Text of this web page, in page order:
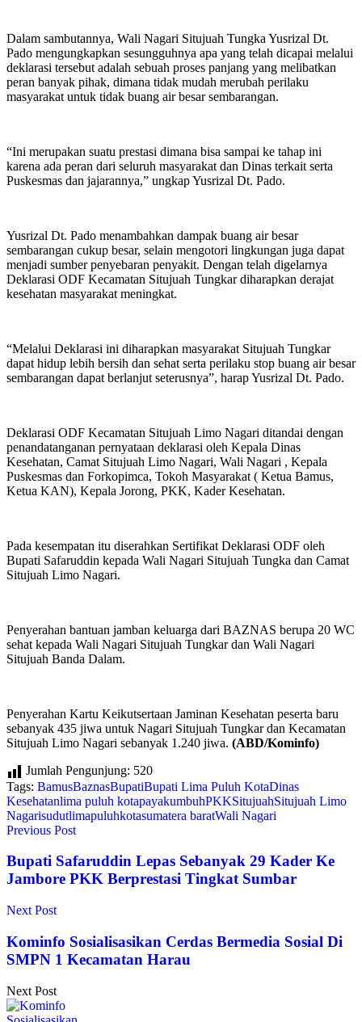
Dalam sambutannya, Wali Nagari Situjuah Tungka Yusrizal Dt.
Pado mengungkapkan sesungguhnya apa yang telah dicapai melalui
deklarasi tersebut adalah sebuah proses panjang yang melibatkan
peran banyak pihak, dimana tidak mudah merubah perilaku
masyarakat untuk tidak buang air besar sembarangan.
“Ini merupakan suatu prestasi dimana bisa sampai ke tahap ini
karena ada peran dari seluruh masyarakat dan Dinas terkait serta
Puskesmas dan jajarannya,” ungkap Yusrizal Dt. Pado.
Yusrizal Dt. Pado menambahkan dampak buang air besar
sembarangan cukup besar, selain mengotori lingkungan juga dapat
menjadi sumber penyebaran penyakit. Dengan telah digelarnya
Deklarasi ODF Kecamatan Situjuah Tungkar diharapkan derajat
kesehatan masyarakat meningkat.
“Melalui Deklarasi ini diharapkan masyarakat Situjuah Tungkar
dapat hidup lebih bersih dan sehat serta perilaku stop buang air besar
sembarangan dapat berlanjut seterusnya”, harap Yusrizal Dt. Pado.
Deklarasi ODF Kecamatan Situjuah Limo Nagari ditandai dengan
penandatanganan pernyataan deklarasi oleh Kepala Dinas
Kesehatan, Camat Situjuah Limo Nagari, Wali Nagari , Kepala
Puskesmas dan Forkopimca, Tokoh Masyarakat ( Ketua Bamus,
Ketua KAN), Kepala Jorong, PKK, Kader Kesehatan.
Pada kesempatan itu diserahkan Sertifikat Deklarasi ODF oleh
Bupati Safaruddin kepada Wali Nagari Situjuah Tungka dan Camat
Situjuah Limo Nagari.
Penyerahan bantuan jamban keluarga dari BAZNAS berupa 20 WC
sehat kepada Wali Nagari Situjuah Tungkar dan Wali Nagari
Situjuah Banda Dalam.
Penyerahan Kartu Keikutsertaan Jaminan Kesehatan peserta baru
sebanyak 435 jiwa untuk Nagari Situjuah Tungkar dan Kecamatan
Situjuah Limo Nagari sebanyak 1.240 jiwa. (ABD/Kominfo)
Jumlah Pengunjung: 520
Tags: BamusBaznasBupatiBupati Lima Puluh KotaDinas
Kesehatanlima puluh kotapayakumbuhPKKSitujuahSitujuah Limo
Nagarisudutlimapuluhkotasumatera baratWali Nagari
Previous Post
Bupati Safaruddin Lepas Sebanyak 29 Kader Ke
Jambore PKK Berprestasi Tingkat Sumbar
Next Post
Kominfo Sosialisasikan Cerdas Bermedia Sosial Di
SMPN 1 Kecamatan Harau
Next Post